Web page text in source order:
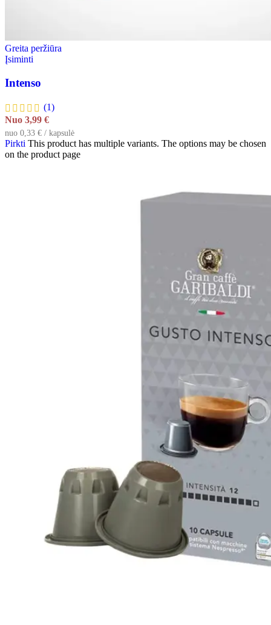
Greita peržiūra
Įsiminti
Intenso
(1)
Nuo 3,99 €
nuo 0,33 € / kapsulė
Pirkti This product has multiple variants. The options may be chosen
on the product page